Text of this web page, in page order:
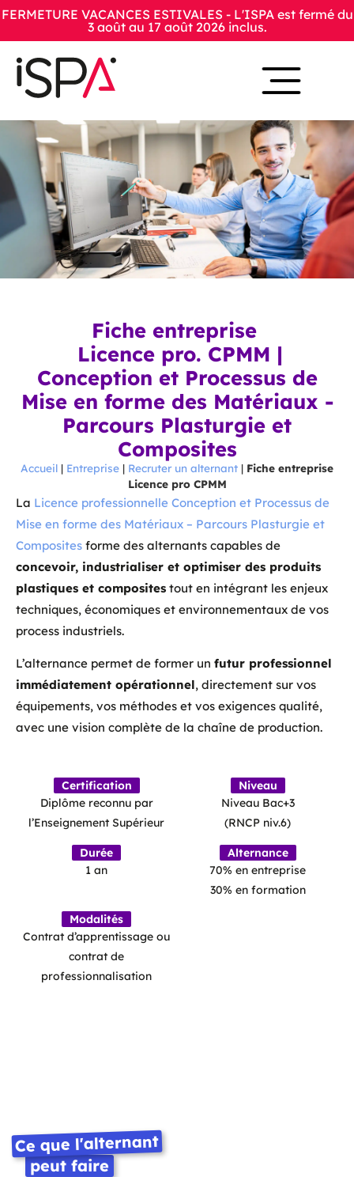
FERMETURE VACANCES ESTIVALES - L'ISPA est fermé du
3 août au 17 août 2026 inclus.
Fiche entreprise
Licence pro. CPMM |
Conception et Processus de
Mise en forme des Matériaux -
Parcours Plasturgie et
Composites
Accueil | Entreprise | Recruter un alternant | Fiche entreprise
Licence pro CPMM
La Licence professionnelle Conception et Processus de
Mise en forme des Matériaux – Parcours Plasturgie et
Composites forme des alternants capables de
concevoir, industrialiser et optimiser des produits
plastiques et composites tout en intégrant les enjeux
techniques, économiques et environnementaux de vos
process industriels.
L’alternance permet de former un futur professionnel
immédiatement opérationnel, directement sur vos
équipements, vos méthodes et vos exigences qualité,
avec une vision complète de la chaîne de production.
Certification
Diplôme reconnu par
l’Enseignement Supérieur
Niveau
Niveau Bac+3
(RNCP niv.6)
Durée
1 an
Alternance
70% en entreprise
30% en formation
Modalités
Contrat d’apprentissage ou
contrat de
professionnalisation
Ce que l'alternant
peut faire